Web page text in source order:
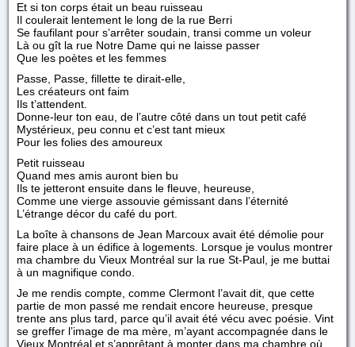
Et si ton corps était un beau ruisseau
Il coulerait lentement le long de la rue Berri
Se faufilant pour s’arrêter soudain, transi comme un voleur
Là ou gît la rue Notre Dame qui ne laisse passer
Que les poètes et les femmes
Passe, Passe, fillette te dirait-elle,
Les créateurs ont faim
Ils t’attendent.
Donne-leur ton eau, de l’autre côté dans un tout petit café
Mystérieux, peu connu et c’est tant mieux
Pour les folies des amoureux
Petit ruisseau
Quand mes amis auront bien bu
Ils te jetteront ensuite dans le fleuve, heureuse,
Comme une vierge assouvie gémissant dans l’éternité
L’étrange décor du café du port.
La boîte à chansons de Jean Marcoux avait été démolie pour
faire place à un édifice à logements. Lorsque je voulus montrer
ma chambre du Vieux Montréal sur la rue St-Paul, je me buttai
à un magnifique condo.
Je me rendis compte, comme Clermont l’avait dit, que cette
partie de mon passé me rendait encore heureuse, presque
trente ans plus tard, parce qu’il avait été vécu avec poésie. Vint
se greffer l’image de ma mère, m’ayant accompagnée dans le
Vieux Montréal et s’apprêtant à monter dans ma chambre où